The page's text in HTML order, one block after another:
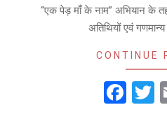
“एक पेड़ माँ के नाम” अभियान के
अतिथियों एवं गणमान्य
CONTINUE